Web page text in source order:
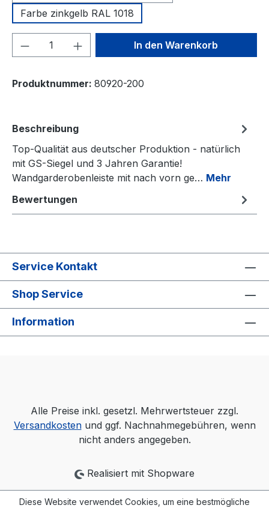
Farbe zinkgelb RAL 1018
Produkt Anzahl: Gib denIn den Warenkorb
Produktnummer: 80920-200
Beschreibung
Top-Qualität aus deutscher Produktion - natürlich
mit GS-Siegel und 3 Jahren Garantie!
Wandgarderobenleiste mit nach vorn ge… Mehr
Bewertungen
Service Kontakt
Shop Service
Information
Alle Preise inkl. gesetzl. Mehrwertsteuer zzgl.
Versandkostenund ggf. Nachnahmegebühren, wenn
nicht anders angegeben.
Realisiert mit Shopware
Diese Website verwendet Cookies, um eine bestmögliche